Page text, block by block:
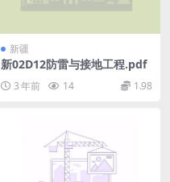
新疆
新02D12防雷与接地工程.pdf
3 年前 14 1.98